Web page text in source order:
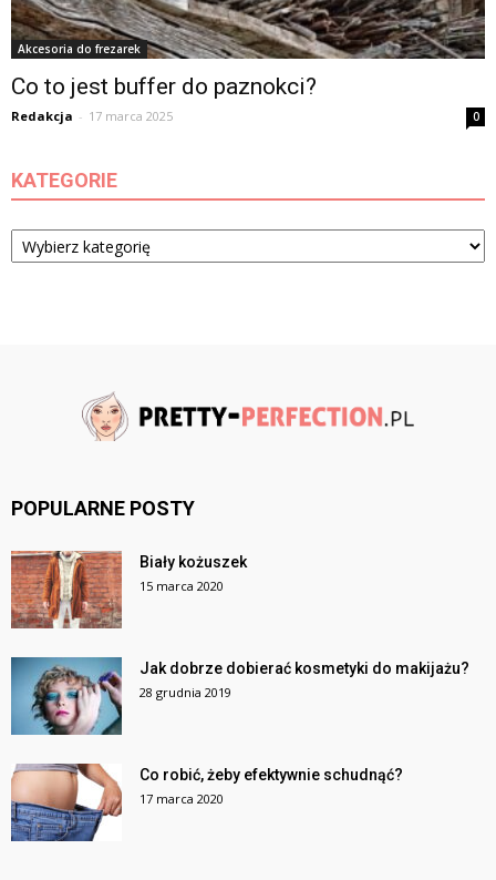
Akcesoria do frezarek
Co to jest buffer do paznokci?
Redakcja - 17 marca 2025 0
KATEGORIE
Kategorie
POPULARNE POSTY
Biały kożuszek
15 marca 2020
Jak dobrze dobierać kosmetyki do makijażu?
28 grudnia 2019
Co robić, żeby efektywnie schudnąć?
17 marca 2020